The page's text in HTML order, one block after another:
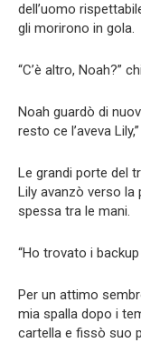
dell’uomo
gli morirono in gola.
“C’è altro, Noah?”
Noah guardò di
resto ce l’aveva
Le grandi porte del
Lily avanzò verso la
spessa tra le mani.
“Ho trovato i
Per un attimo
mia spalla dopo i
cartella e fissò suo